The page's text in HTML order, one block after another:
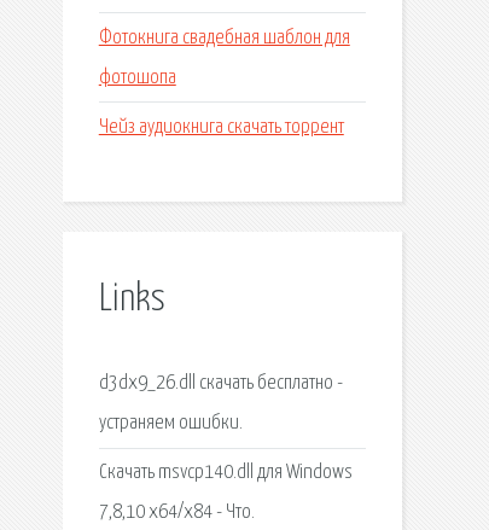
Фотокнига свадебная шаблон для
фотошопа
Чейз аудиокнига скачать торрент
Links
d3dx9_26.dll скачать бесплатно -
устраняем ошибки.
Скачать msvcp140.dll для Windows
7,8,10 x64/x84 - Что.